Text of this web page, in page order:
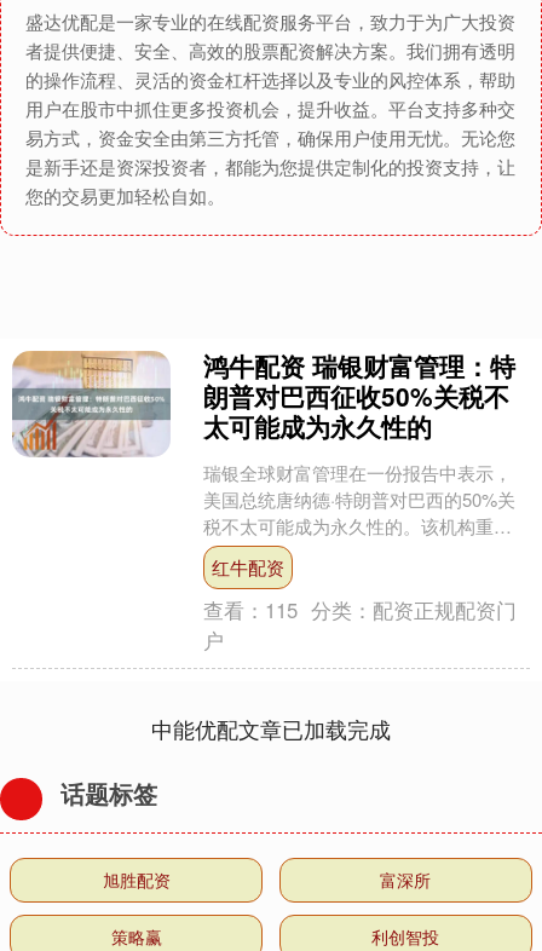
盛达优配是一家专业的在线配资服务平台，致力于为广大投资
者提供便捷、安全、高效的股票配资解决方案。我们拥有透明
的操作流程、灵活的资金杠杆选择以及专业的风控体系，帮助
用户在股市中抓住更多投资机会，提升收益。平台支持多种交
易方式，资金安全由第三方托管，确保用户使用无忧。无论您
是新手还是资深投资者，都能为您提供定制化的投资支持，让
您的交易更加轻松自如。
鸿牛配资 瑞银财富管理：特
朗普对巴西征收50%关税不
太可能成为永久性的
瑞银全球财富管理在一份报告中表示，
美国总统唐纳德·特朗普对巴西的50%关
税不太可能成为永久性的。该机构重申
对巴西股票的观点，并预计关税对公司
盈利的影响将会受到控....
红牛配资
查看： 115 分类： 配资正规配资门
户
中能优配文章已加载完成
话题标签
旭胜配资 富深所
策略赢 利创智投